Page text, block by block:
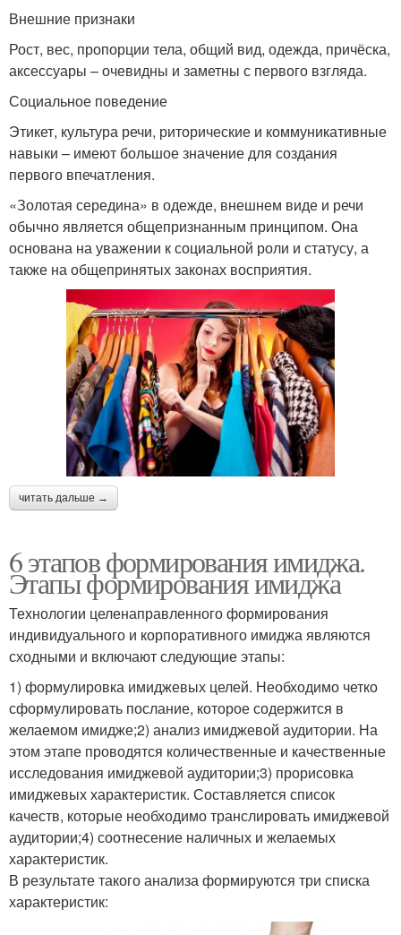
Внешние признаки
Рост, вес, пропорции тела, общий вид, одежда, причёска,
аксессуары – очевидны и заметны с первого взгляда.
Социальное поведение
Этикет, культура речи, риторические и коммуникативные
навыки – имеют большое значение для создания
первого впечатления.
«Золотая середина» в одежде, внешнем виде и речи
обычно является общепризнанным принципом. Она
основана на уважении к социальной роли и статусу, а
также на общепринятых законах восприятия.
читать дальше →
6 этапов формирования имиджа.
Этапы формирования имиджа
Технологии целенаправленного формирования
индивидуального и корпоративного имиджа являются
сходными и включают следующие этапы:
1) формулировка имиджевых целей. Необходимо четко
сформулировать послание, которое содержится в
желаемом имидже;2) анализ имиджевой аудитории. На
этом этапе проводятся количественные и качественные
исследования имиджевой аудитории;3) прорисовка
имиджевых характеристик. Составляется список
качеств, которые необходимо транслировать имиджевой
аудитории;4) соотнесение наличных и желаемых
характеристик.
В результате такого анализа формируются три списка
характеристик: